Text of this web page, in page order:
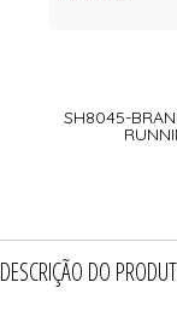
SH8045-
DESCRIÇÃO DO